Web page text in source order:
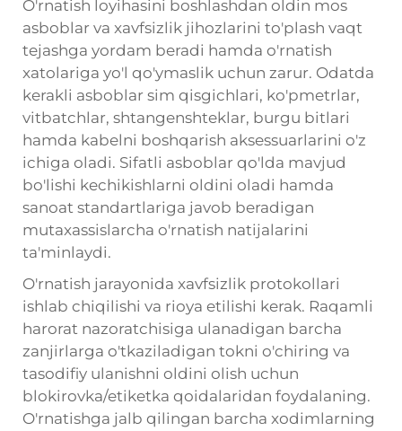
O'rnatish loyihasini boshlashdan oldin mos
asboblar va xavfsizlik jihozlarini to'plash vaqt
tejashga yordam beradi hamda o'rnatish
xatolariga yo'l qo'ymaslik uchun zarur. Odatda
kerakli asboblar sim qisgichlari, ko'pmetrlar,
vitbatchlar, shtangenshteklar, burgu bitlari
hamda kabelni boshqarish aksessuarlarini o'z
ichiga oladi. Sifatli asboblar qo'lda mavjud
bo'lishi kechikishlarni oldini oladi hamda
sanoat standartlariga javob beradigan
mutaxassislarcha o'rnatish natijalarini
ta'minlaydi.
O'rnatish jarayonida xavfsizlik protokollari
ishlab chiqilishi va rioya etilishi kerak. Raqamli
harorat nazoratchisiga ulanadigan barcha
zanjirlarga o'tkaziladigan tokni o'chiring va
tasodifiy ulanishni oldini olish uchun
blokirovka/etiketka qoidalaridan foydalaning.
O'rnatishga jalb qilingan barcha xodimlarning